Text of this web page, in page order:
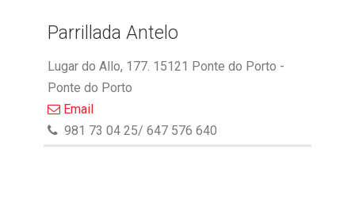
Parrillada Antelo
Lugar do Allo, 177. 15121 Ponte do Porto -
Ponte do Porto
Email
981 73 04 25/ 647 576 640